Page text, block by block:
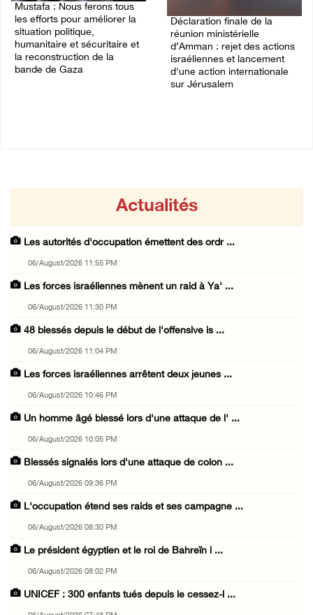
Mustafa : Nous ferons tous
les efforts pour améliorer la
situation politique,
humanitaire et sécuritaire et
la reconstruction de la
bande de Gaza
Déclaration finale de la
réunion ministérielle
d’Amman : rejet des actions
israéliennes et lancement
d'une action internationale
sur Jérusalem
Actualités
Les autorités d'occupation émettent des ordr ...
06/August/2026 11:55 PM
Les forces israéliennes mènent un raid à Ya' ...
06/August/2026 11:30 PM
48 blessés depuis le début de l'offensive is ...
06/August/2026 11:04 PM
Les forces israéliennes arrêtent deux jeunes ...
06/August/2026 10:46 PM
Un homme âgé blessé lors d'une attaque de l' ...
06/August/2026 10:05 PM
Blessés signalés lors d'une attaque de colon ...
06/August/2026 09:36 PM
L'occupation étend ses raids et ses campagne ...
06/August/2026 08:30 PM
Le président égyptien et le roi de Bahreïn i ...
06/August/2026 08:02 PM
UNICEF : 300 enfants tués depuis le cessez-l ...